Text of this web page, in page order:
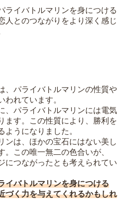
ライバトルマリンを身につける
人とのつながりをより深く感じ
、パライバトルマリンの性質や
われています。
、パライバトルマリンには電気
ます。この性質により、勝利を
ようになりました。
ンは、ほかの宝石にはない美し
。この唯一無二の色合いが、
につながったとも考えられてい
イバトルマリンを身につける
づく力を与えてくれるかもしれ